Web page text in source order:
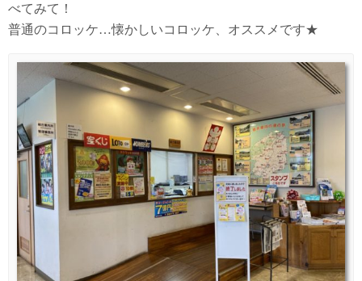
べてみて！
普通のコロッケ…懐かしいコロッケ、オススメです★